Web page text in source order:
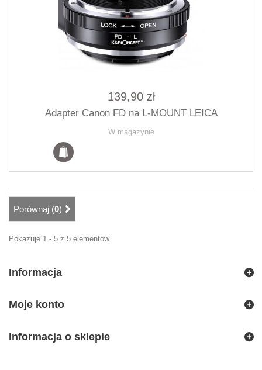
139,90 zł
Adapter Canon FD na L-MOUNT LEICA
W magazynie
Porównaj (0)
Pokazuje 1 - 5 z 5 elementów
Informacja
Moje konto
Informacja o sklepie